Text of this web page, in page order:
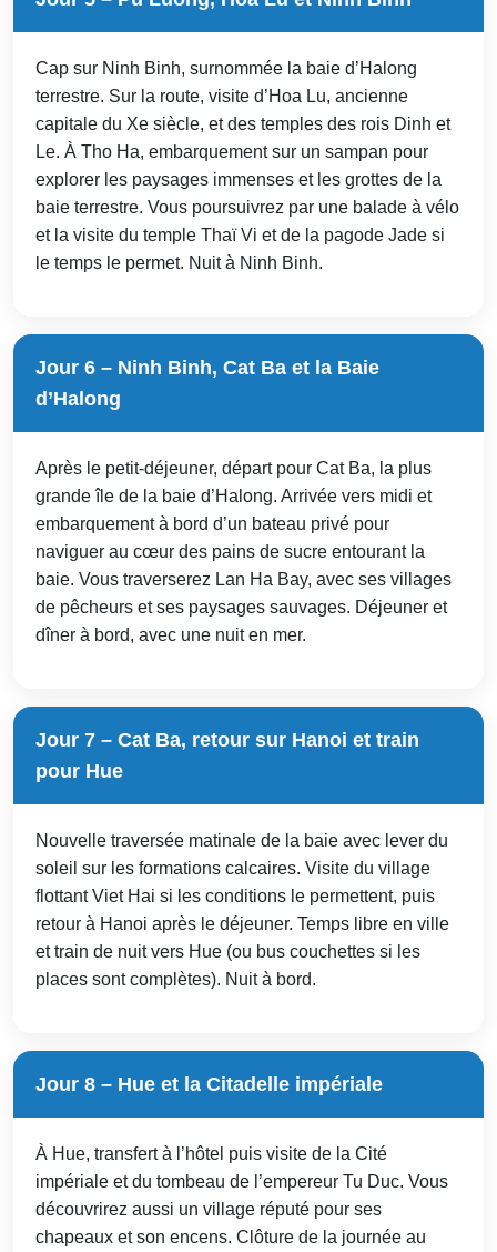
Cap sur Ninh Binh, surnommée la baie d’Halong
terrestre. Sur la route, visite d’Hoa Lu, ancienne
capitale du Xe siècle, et des temples des rois Dinh et
Le. À Tho Ha, embarquement sur un sampan pour
explorer les paysages immenses et les grottes de la
baie terrestre. Vous poursuivrez par une balade à vélo
et la visite du temple Thaï Vi et de la pagode Jade si
le temps le permet. Nuit à Ninh Binh.
Jour 6 – Ninh Binh, Cat Ba et la Baie
d’Halong
Après le petit-déjeuner, départ pour Cat Ba, la plus
grande île de la baie d’Halong. Arrivée vers midi et
embarquement à bord d’un bateau privé pour
naviguer au cœur des pains de sucre entourant la
baie. Vous traverserez Lan Ha Bay, avec ses villages
de pêcheurs et ses paysages sauvages. Déjeuner et
dîner à bord, avec une nuit en mer.
Jour 7 – Cat Ba, retour sur Hanoi et train
pour Hue
Nouvelle traversée matinale de la baie avec lever du
soleil sur les formations calcaires. Visite du village
flottant Viet Hai si les conditions le permettent, puis
retour à Hanoi après le déjeuner. Temps libre en ville
et train de nuit vers Hue (ou bus couchettes si les
places sont complètes). Nuit à bord.
Jour 8 – Hue et la Citadelle impériale
À Hue, transfert à l’hôtel puis visite de la Cité
impériale et du tombeau de l’empereur Tu Duc. Vous
découvrirez aussi un village réputé pour ses
chapeaux et son encens. Clôture de la journée au